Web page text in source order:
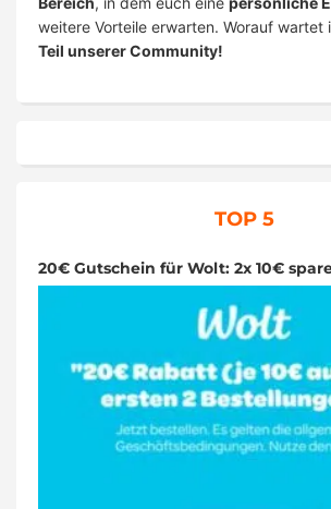
weitere Vorteile erwarten. Worauf wartet
Teil unserer Community!
TOP 5
20€ Gutschein für Wolt: 2x 10€